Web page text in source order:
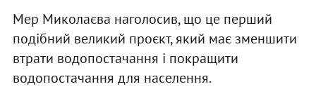
Мер Миколаєва наголосив, що це перший
подібний великий проєкт, який має зменшити
втрати водопостачання і покращити
водопостачання для населення.